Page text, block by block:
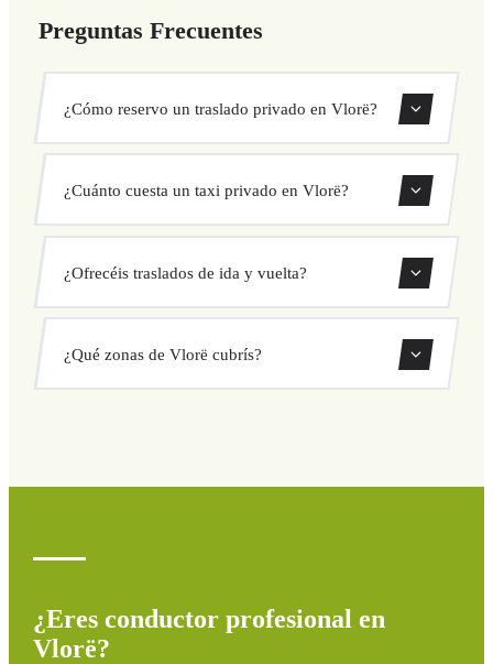
Preguntas Frecuentes
¿Cómo reservo un traslado privado en Vlorë?
Usa nuestro formulario de reserva para buscar y confirmar
tu traslado al instante. Elige recogida y destino, selecciona
¿Cuánto cuesta un taxi privado en Vlorë?
cerrado antes de salir. Sin cargos ocultos ni sorpresas.
Consulta tu precio al instante en el formulario.
¿Ofrecéis traslados de ida y vuelta?
directamente desde nuestro sistema de reservas.
¿Qué zonas de Vlorë cubrís?
¿Eres conductor profesional en
Vlorë?